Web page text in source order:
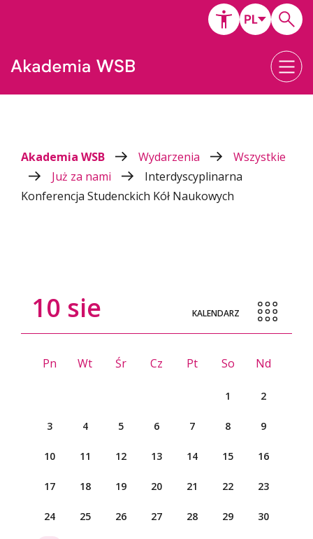
Akademia WSB Wydarzenia
Wszystkie
Już za nami
Interdyscyplinarna
Konferencja Studenckich Kół Naukowych
10 sie KALENDARZ
Pn Wt Śr Cz Pt So Nd
1 2
3 4 5 6 7 8 9
10 11 12 13 14 15 16
17 18 19 20 21 22 23
24 25 26 27 28 29 30